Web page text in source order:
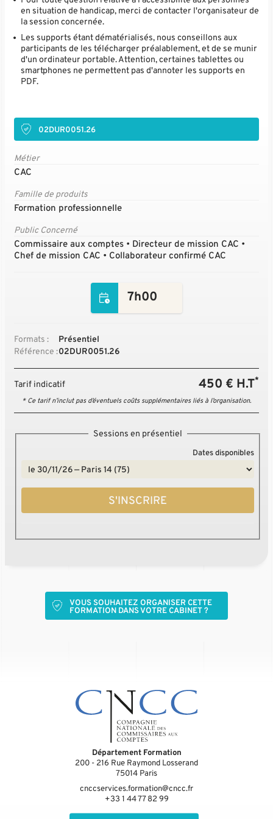
en situation de handicap, merci de contacter l'organisateur de
la session concernée.
Les supports étant dématérialisés, nous conseillons aux
participants de les télécharger préalablement, et de se munir
d'un ordinateur portable. Attention, certaines tablettes ou
smartphones ne permettent pas d'annoter les supports en
PDF.
02DUR0051.26
Métier
CAC
Famille de produits
Formation professionnelle
Public Concerné
Commissaire aux comptes • Directeur de mission CAC •
Chef de mission CAC • Collaborateur confirmé CAC
7h00
Formats :
Présentiel
Référence :02DUR0051.26
Tarif indicatif 450 € H.T*
* Ce tarif n’inclut pas d’éventuels coûts supplémentaires liés à l’organisation.
Sessions en présentiel
Dates disponibles
S'INSCRIRE
VOUS SOUHAITEZ ORGANISER CETTE
FORMATION DANS VOTRE CABINET ?
Département Formation
200 - 216 Rue Raymond Losserand
75014 Paris
cnccservices.formation@cncc.fr
+33 1 44 77 82 99